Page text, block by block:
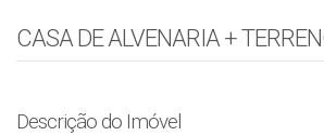
CASA DE ALVENARIA +
Descrição do Imóvel